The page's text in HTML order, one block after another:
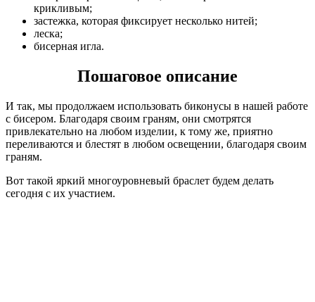
крикливым;
застежка, которая фиксирует несколько нитей;
леска;
бисерная игла.
Пошаговое описание
И так, мы продолжаем использовать биконусы в нашей работе
с бисером. Благодаря своим граням, они смотрятся
привлекательно на любом изделии, к тому же, приятно
переливаются и блестят в любом освещении, благодаря своим
граням.
Вот такой яркий многоуровневый браслет будем делать
сегодня с их участием.